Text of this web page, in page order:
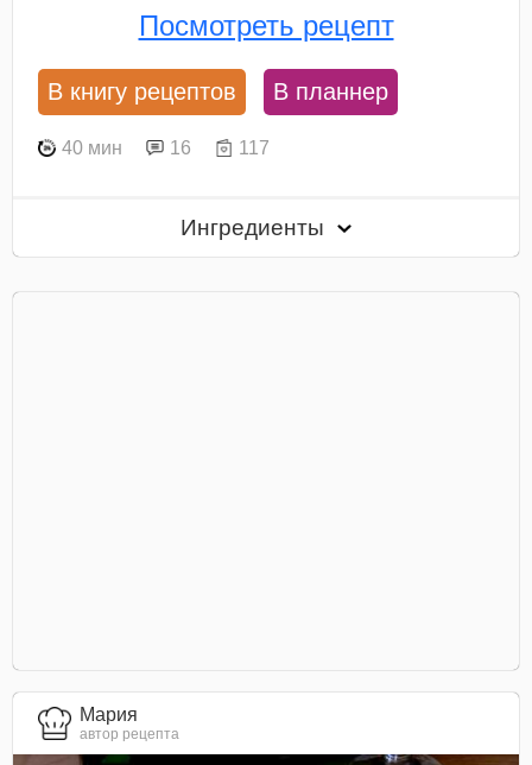
Посмотреть рецепт
В книгу рецептов В планнер
40 мин 16 117
Ингредиенты
Мария
автор рецепта